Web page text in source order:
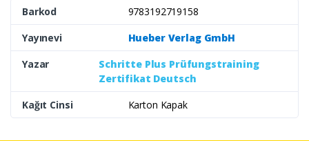
Barkod
9783192719158
Yayınevi
Hueber Verlag GmbH
Yazar
Schritte Plus Prüfungstraining
Zertifikat Deutsch
Kağıt Cinsi
Karton Kapak